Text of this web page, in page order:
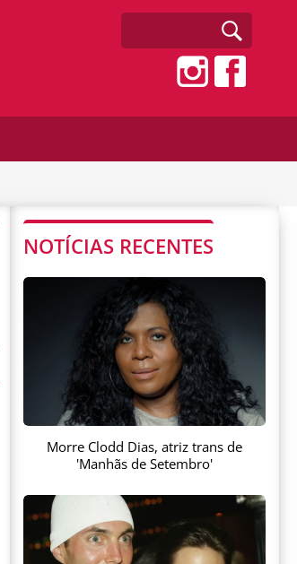
NOTÍCIAS RECENTES
Morre Clodd Dias, atriz trans de
'Manhãs de Setembro'